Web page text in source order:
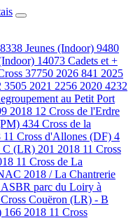
Jeunes (Indoor) 9480
14073 Cadets et +
37750 2026 841 2025
3505 2021 2256 2020 4232
au Petit Port
2018 12 Cross de l'Erdre
434 Cross de la
11 Cross d'Allones (DF) 4
C (LR) 201 2018 11 Cross
11 Cross de La
2018 / La Chantrerie
parc du Loiry à
Couëron (LR) - B
166 2018 11 Cross